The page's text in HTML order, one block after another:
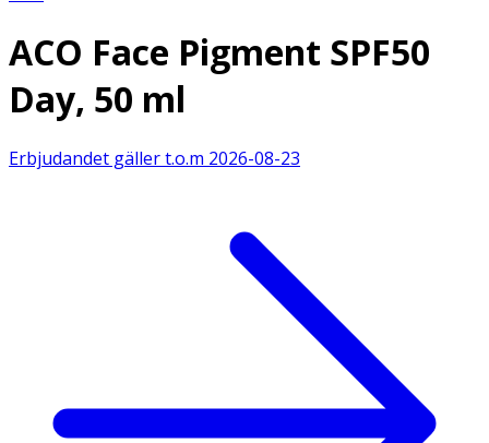
ACO Face Pigment SPF50
Day, 50 ml
Erbjudandet gäller t.o.m 2026-08-23